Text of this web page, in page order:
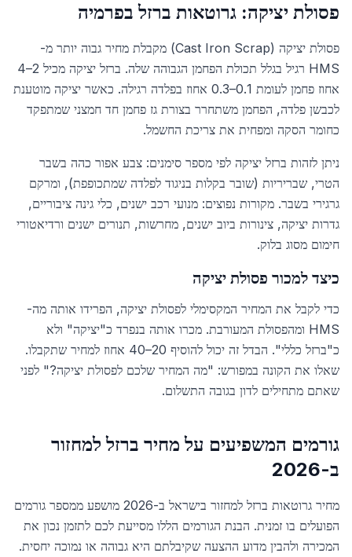
פסולת יציקה: גרוטאות ברזל בפרמיה
פסולת יציקה (Cast Iron Scrap) מקבלת מחיר גבוה יותר מ-
HMS רגיל בגלל תכולת הפחמן הגבוהה שלה. ברזל יציקה מכיל 2–4
אחוז פחמן לעומת 0.1–0.3 אחוז בפלדה רגילה. כאשר יציקה מוטענת
לכבשן פלדה, הפחמן משתחרר בצורת גז פחמן חד חמצני שמתפקד
כחומר הסקה ומפחית את צריכת החשמל.
ניתן לזהות ברזל יציקה לפי מספר סימנים: צבע אפור כהה בשבר
הטרי, שבריריות (שובר בקלות בניגוד לפלדה שמתכופפת), ומרקם
גרגירי בשבר. מקורות נפוצים: מנועי רכב ישנים, כלי גינה ציבוריים,
גדרות יציקה, צינורות ביוב ישנים, מחרשות, תנורים ישנים ורדיאטורי
חימום מסוג בלוק.
כיצד למכור פסולת יציקה
כדי לקבל את המחיר המקסימלי לפסולת יציקה, הפרידו אותה מה-
HMS ומהפסולת המעורבת. מכרו אותה בנפרד כ"יציקה" ולא
כ"ברזל כללי". הבדל זה יכול להוסיף 20–40 אחוז למחיר שתקבלו.
שאלו את הקונה במפורש: "מה המחיר שלכם לפסולת יציקה?" לפני
שאתם מתחילים לדון בגובה התשלום.
גורמים המשפיעים על מחיר ברזל למחזור
ב-2026
מחיר גרוטאות ברזל למחזור בישראל ב-2026 מושפע ממספר גורמים
הפועלים בו זמנית. הבנת הגורמים הללו מסייעת לכם לתזמן נכון את
המכירה ולהבין מדוע ההצעה שקיבלתם היא גבוהה או נמוכה יחסית.